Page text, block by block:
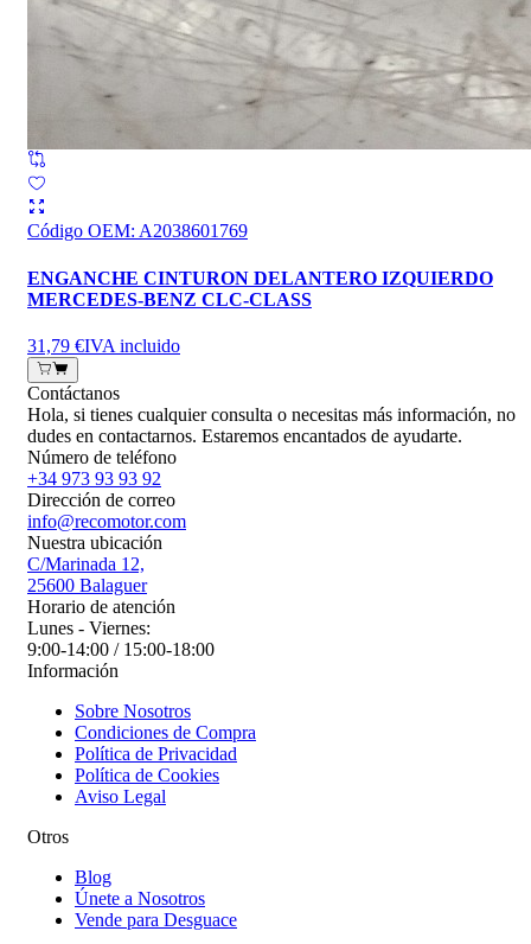
Código OEM: A2038601769
ENGANCHE CINTURON DELANTERO IZQUIERDO
MERCEDES-BENZ CLC-CLASS
31,79 €IVA incluido
Contáctanos
Hola, si tienes cualquier consulta o necesitas más información, no
dudes en contactarnos. Estaremos encantados de ayudarte.
Número de teléfono
+34 973 93 93 92
Dirección de correo
info@recomotor.com
Nuestra ubicación
C/Marinada 12,
25600 Balaguer
Horario de atención
Lunes - Viernes:
9:00-14:00 / 15:00-18:00
Información
Sobre Nosotros
Condiciones de Compra
Política de Privacidad
Política de Cookies
Aviso Legal
Otros
Blog
Únete a Nosotros
Vende para Desguace